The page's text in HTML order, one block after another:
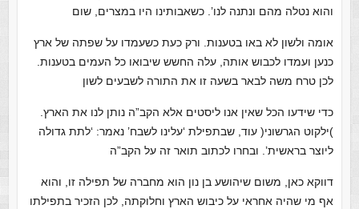
והוא נטלה מהם ונתנה לנו’. כשאבותינו היו במצרים, שום
אומה ולשון לא באו בטענות. ורק כעת כשעמדו על שפתה של ארץ
כנען ועמדו לכבוש אותה, עלה החשש שיבואו כל העמים בטענות.
לכן טרח משה לבאר בשעה זו את התורה לשבעים לשון
כדי שידעו הכל שאין אנו ליסטים אלא הקב”ה נותן לנו את הארץ.
)ילקוט הגרשוני( עוד, שבתפילת ‘עלינו לשבח’ נאמר: ‘לתת גדולה
ליוצר בראשית’. ובחרו לכתוב תואר זה על הקב”ה
דווקא כאן, משום שיהושע בן נון הוא מחברה של תפילה זו, והוא
אף מי שהיה אחראי על כיבוש הארץ וחלוקתה, לכן הזכיר בתפילתו